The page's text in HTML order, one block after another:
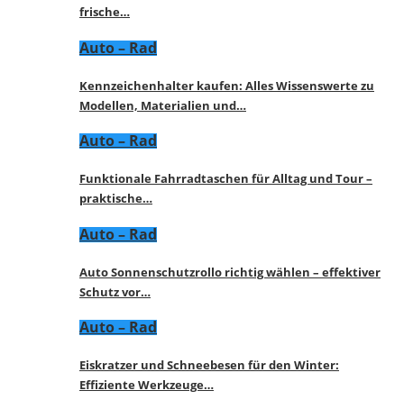
frische…
Auto – Rad
Kennzeichenhalter kaufen: Alles Wissenswerte zu
Modellen, Materialien und…
Auto – Rad
Funktionale Fahrradtaschen für Alltag und Tour –
praktische…
Auto – Rad
Auto Sonnenschutzrollo richtig wählen – effektiver
Schutz vor…
Auto – Rad
Eiskratzer und Schneebesen für den Winter:
Effiziente Werkzeuge…